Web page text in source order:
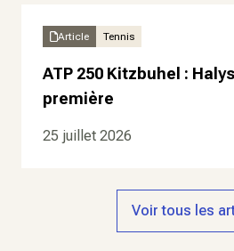
Article Tennis
ATP 250 Kitzbuhel :
première
25 juillet 2026
Voir tous les